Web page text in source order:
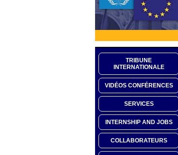
TRIBUNE
INTERNATIONALE
VIDÉOS CONFÉRENCES
SERVICES
INTERNSHIP AND JOBS
COLLABORATEURS